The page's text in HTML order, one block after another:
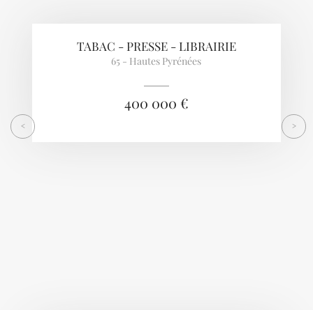
TABAC - PRESSE - LIBRAIRIE
65 - Hautes Pyrénées
400 000 €
< >